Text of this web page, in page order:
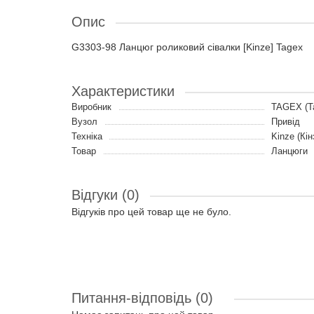
Опис
G3303-98 Ланцюг роликовий сівалки [Kinze] Tagex
Характеристики
Виробник
TAGEX
Вузол
Привід
Техніка
Kinze
Товар
Ланцюги
Відгуки (0)
Відгуків про цей товар ще не було.
Питання-відповідь (0)